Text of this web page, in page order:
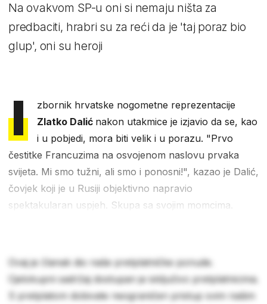
Na ovakvom SP-u oni si nemaju ništa za
predbaciti, hrabri su za reći da je 'taj poraz bio
glup', oni su heroji
I
zbornik hrvatske nogometne reprezentacije
Zlatko Dalić nakon utakmice je izjavio da se, kao
i u pobjedi, mora biti velik i u porazu. "Prvo
čestitke Francuzima na osvojenom naslovu prvaka
svijeta. Mi smo tužni, ali smo i ponosni!", kazao je Dalić,
čovjek koji je u Rusiji objektivno napravio
spektakularan uspjeh. Skupa sa svojim momcima.
Ovaj je članak dio naše pretplatničke ponude.
Cjelokupni sadržaj dostupan je isključivo pretplatnicima.
S pretplatom dobivate neograničen pristup svim našim